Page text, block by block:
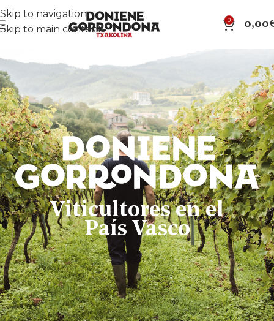
Skip to navigation
Skip to main content
0 0,00
Viticultores en el
País Vasco